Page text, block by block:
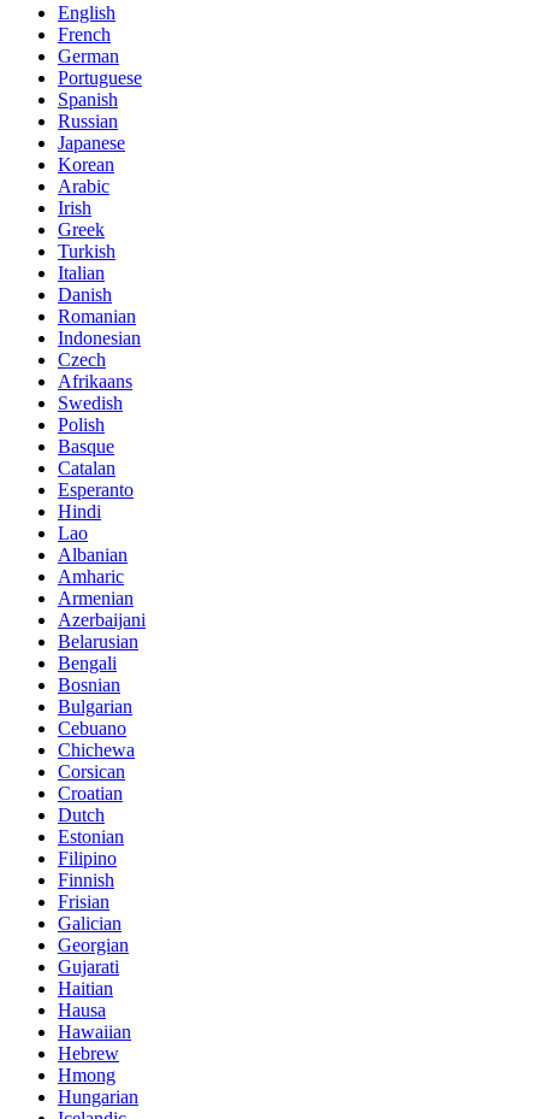
English
French
German
Portuguese
Spanish
Russian
Japanese
Korean
Arabic
Irish
Greek
Turkish
Italian
Danish
Romanian
Indonesian
Czech
Afrikaans
Swedish
Polish
Basque
Catalan
Esperanto
Hindi
Lao
Albanian
Amharic
Armenian
Azerbaijani
Belarusian
Bengali
Bosnian
Bulgarian
Cebuano
Chichewa
Corsican
Croatian
Dutch
Estonian
Filipino
Finnish
Frisian
Galician
Georgian
Gujarati
Haitian
Hausa
Hawaiian
Hebrew
Hmong
Hungarian